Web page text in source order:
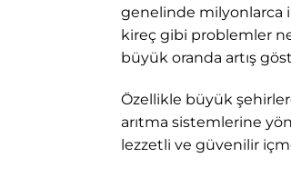
genelinde milyonlarca
kireç gibi problemler
büyük oranda artış
Özellikle büyük
arıtma sistemlerine
lezzetli ve güvenilir